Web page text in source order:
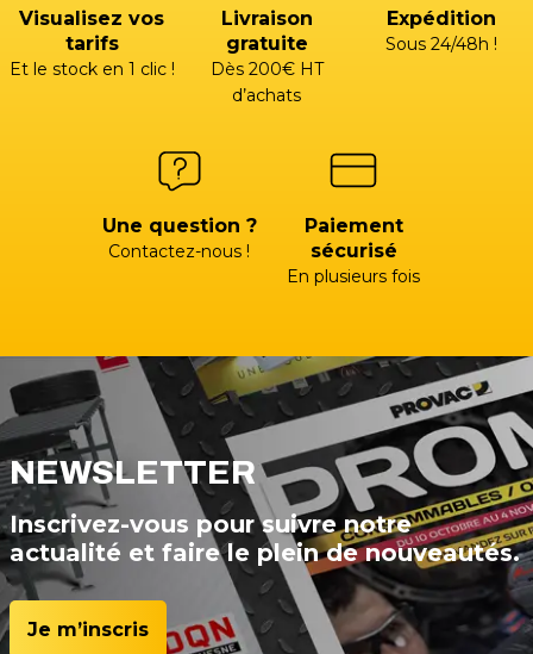
Visualisez vos
tarifs
Et le stock en 1 clic !
Livraison
gratuite
Dès 200€ HT
d’achats
Expédition
Sous 24/48h !
Une question ?
Contactez-nous !
Paiement
sécurisé
En plusieurs fois
NEWSLETTER
Inscrivez-vous pour suivre notre
actualité et faire le plein de nouveautés.
Je m’inscris